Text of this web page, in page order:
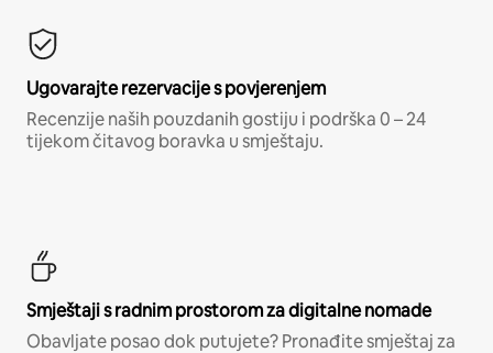
Ugovarajte rezervacije s povjerenjem
Recenzije naših pouzdanih gostiju i podrška 0 – 24
tijekom čitavog boravka u smještaju.
Smještaji s radnim prostorom za digitalne nomade
Obavljate posao dok putujete? Pronađite smještaj za